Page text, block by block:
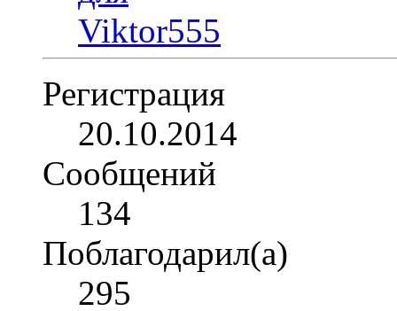
Регистрация
20.10.2014
Сообщений
134
Поблагодарил(а)
295